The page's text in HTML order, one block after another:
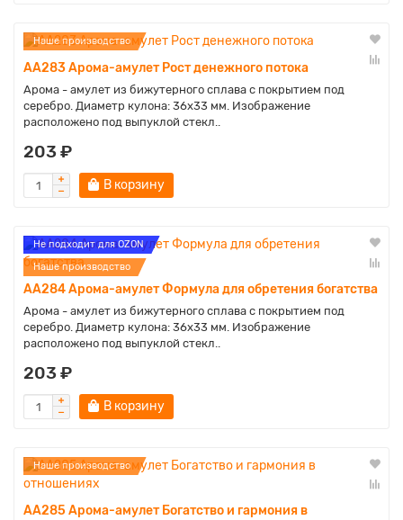
Наше производство
AA283 Арома-амулет Рост денежного потока
Арома - амулет из бижутерного сплава с покрытием под
серебро. Диаметр кулона: 36х33 мм. Изображение
расположено под выпуклой стекл..
203 ₽
В корзину
Не подходит для OZON
Наше производство
AA284 Арома-амулет Формула для обретения богатства
Арома - амулет из бижутерного сплава с покрытием под
серебро. Диаметр кулона: 36х33 мм. Изображение
расположено под выпуклой стекл..
203 ₽
В корзину
Наше производство
AA285 Арома-амулет Богатство и гармония в